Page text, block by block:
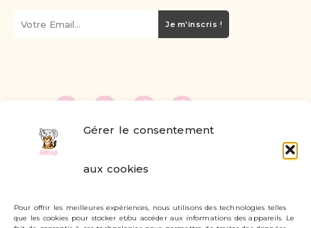
Gérer le consentement
aux cookies
Pour offrir les meilleures expériences, nous utilisons des technologies telles
que les cookies pour stocker et/ou accéder aux informations des appareils. Le
Je m'inscris !
Livraisons et retours